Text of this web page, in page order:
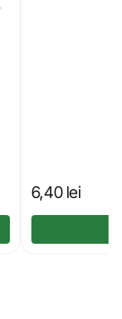
6,40 lei